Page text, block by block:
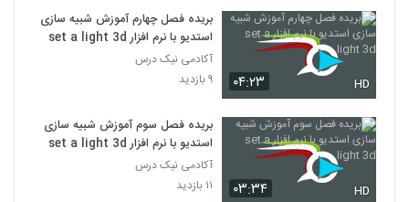
۰۴:۲۳ HD
بریده فصل چهارم آموزش شبیه سازی
استدیو با نرم افزار set a light 3d
آکادمی نیک درس
۹ بازدید
۰۳:۳۴ HD
بریده فصل سوم آموزش شبیه سازی
استدیو با نرم افزار set a light 3d
آکادمی نیک درس
۱۱ بازدید